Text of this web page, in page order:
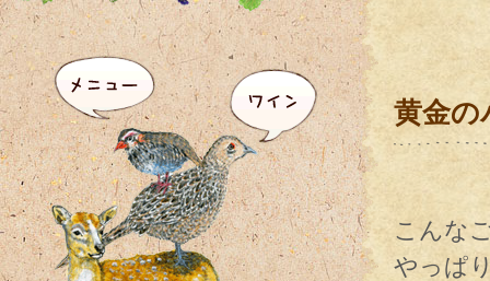
黄金の
こんな
やっぱ